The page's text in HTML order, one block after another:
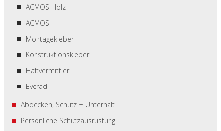
ACMOS Holz
ACMOS
Montagekleber
Konstruktionskleber
Haftvermittler
Everad
Abdecken, Schutz + Unterhalt
Persönliche Schutzausrüstung